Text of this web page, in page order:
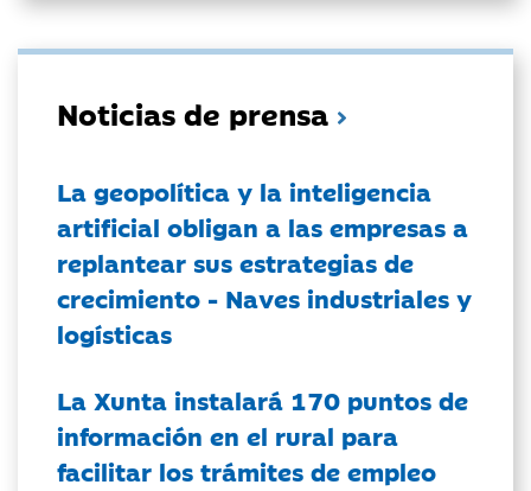
Noticias de prensa
La geopolítica y la inteligencia
artificial obligan a las empresas a
replantear sus estrategias de
crecimiento - Naves industriales y
logísticas
La Xunta instalará 170 puntos de
información en el rural para
facilitar los trámites de empleo